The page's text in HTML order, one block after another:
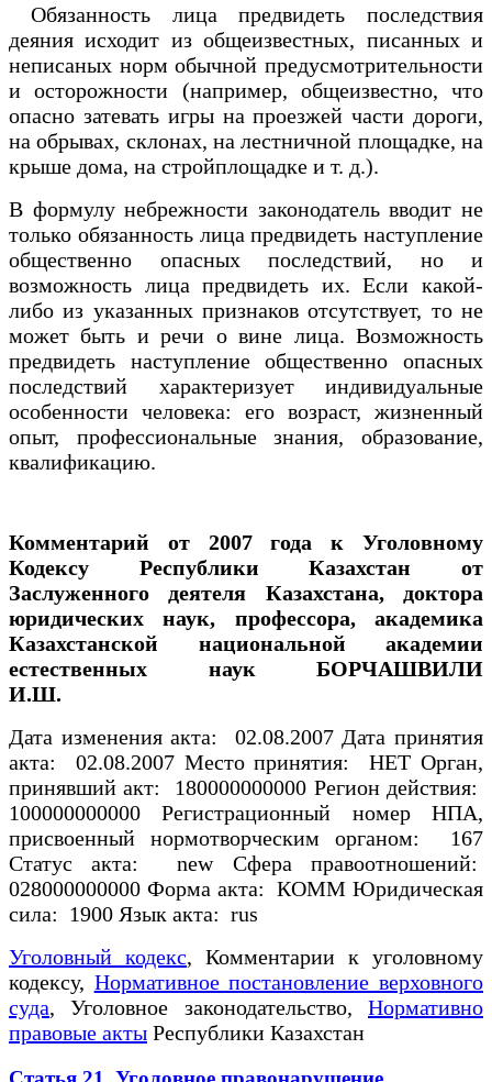
Обязанность лица предвидеть последствия
деяния исходит из общеизвестных, писанных и
неписаных норм обычной предусмотрительности
и осторожности (например, общеизвестно, что
опасно затевать игры на проезжей части дороги,
на обрывах, склонах, на лестничной площадке, на
крыше дома, на стройплощадке и т. д.).
В формулу небрежности законодатель вводит не
только обязанность лица предвидеть наступление
общественно опасных последствий, но и
возможность лица предвидеть их. Если какой-
либо из указанных признаков отсутствует, то не
может быть и речи о вине лица. Возможность
предвидеть наступление общественно опасных
последствий характеризует индивидуальные
особенности человека: его возраст, жизненный
опыт, профессиональные знания, образование,
квалификацию.
Комментарий от 2007 года к Уголовному
Кодексу Республики Казахстан от
Заслуженного деятеля Казахстана, доктора
юридических наук, профессора, академика
Казахстанской национальной академии
естественных наук БОРЧАШВИЛИ
И.Ш.
Дата изменения акта: 02.08.2007 Дата принятия
акта: 02.08.2007 Место принятия: НЕТ Орган,
принявший акт: 180000000000 Регион действия:
100000000000 Регистрационный номер НПА,
присвоенный нормотворческим органом: 167
Статус акта: new Сфера правоотношений:
028000000000 Форма акта: КОММ Юридическая
сила: 1900 Язык акта: rus
Уголовный кодекс, Комментарии к уголовному
кодексу, Нормативное постановление верховного
суда, Уголовное законодательство, Нормативно
правовые акты Республики Казахстан